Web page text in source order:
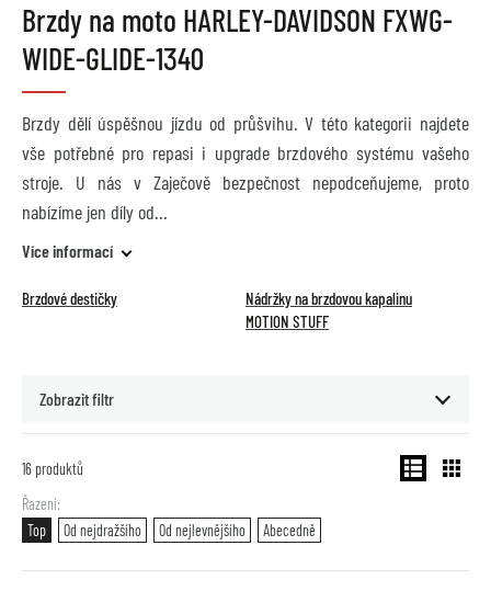
Brzdy na moto HARLEY-DAVIDSON FXWG-
WIDE-GLIDE-1340
Brzdy dělí úspěšnou jízdu od průšvihu. V této kategorii najdete
vše potřebné pro repasi i upgrade brzdového systému vašeho
stroje. U nás v Zaječově bezpečnost nepodceňujeme, proto
nabízíme jen díly od
Více informací
Brzdové destičky
Nádržky na brzdovou kapalinu
MOTION STUFF
Zobrazit filtr
16 produktů
Řazení
Top
Od nejdražšího Od nejlevnějšího Abecedně